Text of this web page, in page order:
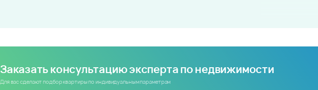
Заказать консультацию эксперта по недвижимости
Для вас сделают подбор квартиры по индивидуальным параметрам